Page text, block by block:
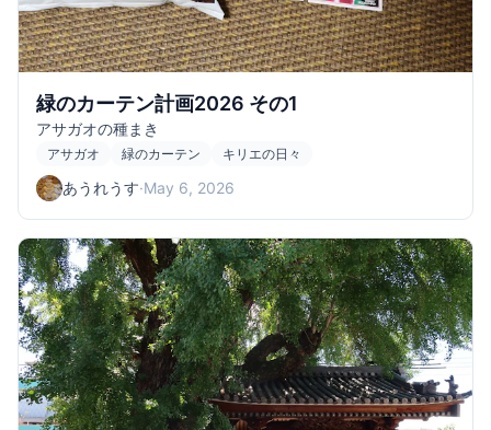
緑のカーテン計画2026 その1
アサガオの種まき
アサガオ 緑のカーテン キリエの日々
あうれうす·May 6, 2026